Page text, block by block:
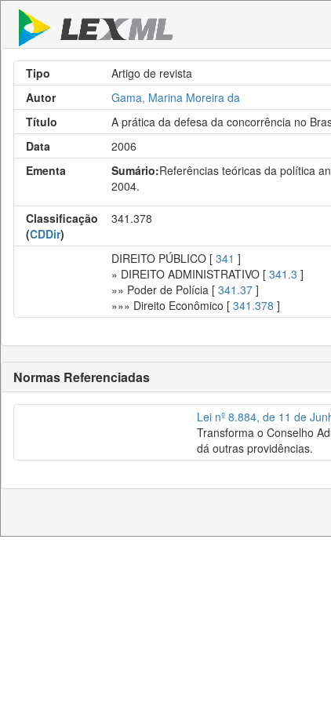
Tipo
Artigo de revista
Autor
Gama, Marina Moreira da
Título
A prática da defesa da concorrência no
Data
2006
Ementa
Sumário:Referências teóricas da política
2004.
Classificação
(CDDir)
341.378
DIREITO PÚBLICO [ 341 ]
» DIREITO ADMINISTRATIVO [ 341.3 ]
»» Poder de Polícia [ 341.37 ]
»»» Direito Econômico [ 341.378 ]
Normas Referenciadas
Lei nº 8.884, de 11 de
Transforma o Conselho
dá outras providências.